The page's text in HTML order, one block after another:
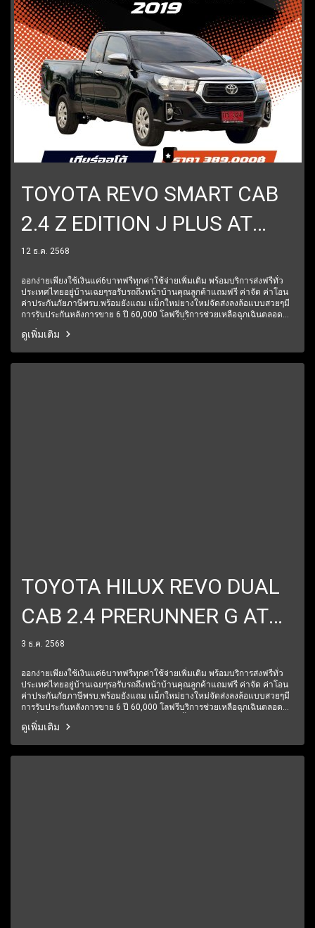
TOYOTA REVO SMART CAB
2.4 Z EDITION J PLUS AT
ปี2019 ราคา389,000บาท
12 ธ.ค. 2568
ออกง่ายเพียงใช้เงินแค่6บาทฟรีทุกค่าใช้จ่ายเพิ่มเติม พร้อมบริการส่งฟรีทั่ว
ประเทศไทยอยู่บ้านเฉยๆรอรับรถถึงหน้าบ้านคุณลูกค้าแถมฟรี ค่าจัด ค่าโอน
ค่าประกันภัยภาษีพรบ.พร้อมยังแถม แม็กใหม่ยางใหม่จัดส่งลงล้อแบบสวยๆมี
การรับประกันหลังการขาย 6 ปี 60,000 โลฟรีบริการช่วยเหลือฉุกเฉินตลอด
250 คัน
ดูเพิ่มเติม
TOYOTA HILUX REVO DUAL
CAB 2.4 PRERUNNER G AT
ปี2017 ราคา549,000บาท
3 ธ.ค. 2568
ออกง่ายเพียงใช้เงินแค่6บาทฟรีทุกค่าใช้จ่ายเพิ่มเติม พร้อมบริการส่งฟรีทั่ว
ประเทศไทยอยู่บ้านเฉยๆรอรับรถถึงหน้าบ้านคุณลูกค้าแถมฟรี ค่าจัด ค่าโอน
ค่าประกันภัยภาษีพรบ.พร้อมยังแถม แม็กใหม่ยางใหม่จัดส่งลงล้อแบบสวยๆมี
การรับประกันหลังการขาย 6 ปี 60,000 โลฟรีบริการช่วยเหลือฉุกเฉินตลอด
250 คัน
ดูเพิ่มเติม